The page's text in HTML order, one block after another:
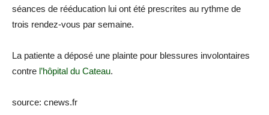
séances de rééducation lui ont été prescrites au rythme de
trois rendez-vous par semaine.
La patiente a déposé une plainte pour blessures involontaires
contre l’hôpital du Cateau.
source: cnews.fr